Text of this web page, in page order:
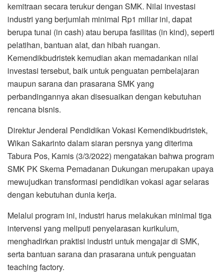
kemitraan secara terukur dengan SMK. Nilai investasi
industri yang berjumlah minimal Rp1 miliar ini, dapat
berupa tunai (in cash) atau berupa fasilitas (in kind), seperti
pelatihan, bantuan alat, dan hibah ruangan.
Kemendikbudristek kemudian akan memadankan nilai
investasi tersebut, baik untuk penguatan pembelajaran
maupun sarana dan prasarana SMK yang
perbandingannya akan disesuaikan dengan kebutuhan
rencana bisnis.
Direktur Jenderal Pendidikan Vokasi Kemendikbudristek,
Wikan Sakarinto dalam siaran persnya yang diterima
Tabura Pos, Kamis (3/3/2022) mengatakan bahwa program
SMK PK Skema Pemadanan Dukungan merupakan upaya
mewujudkan transformasi pendidikan vokasi agar selaras
dengan kebutuhan dunia kerja.
Melalui program ini, industri harus melakukan minimal tiga
intervensi yang meliputi penyelarasan kurikulum,
menghadirkan praktisi industri untuk mengajar di SMK,
serta bantuan sarana dan prasarana untuk penguatan
teaching factory.